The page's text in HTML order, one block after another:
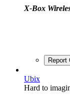
X-Box
Report
Ubix
Hard to